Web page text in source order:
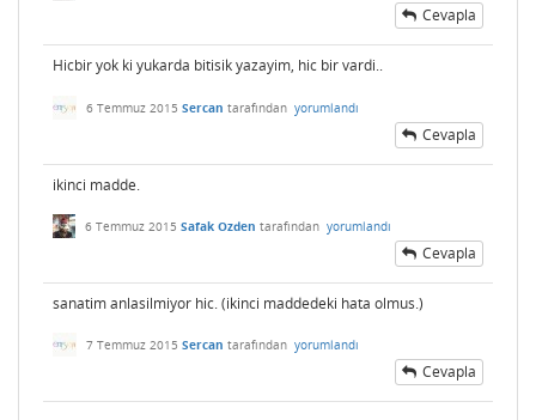
Cevapla
Hicbir yok ki yukarda bitisik yazayim, hic bir vardi..
6 Temmuz 2015 Sercan tarafından yorumlandı
Cevapla
ikinci madde.
6 Temmuz 2015 Safak Ozden tarafından yorumlandı
Cevapla
sanatim anlasilmiyor hic. (ikinci maddedeki hata olmus.)
7 Temmuz 2015 Sercan tarafından yorumlandı
Cevapla